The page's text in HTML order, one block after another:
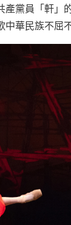
黨員「軒」
華民族不屈